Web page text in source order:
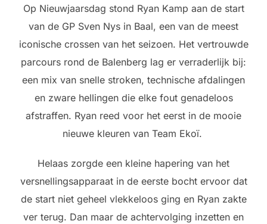
Op Nieuwjaarsdag stond Ryan Kamp aan de start
van de GP Sven Nys in Baal, een van de meest
iconische crossen van het seizoen. Het vertrouwde
parcours rond de Balenberg lag er verraderlijk bij:
een mix van snelle stroken, technische afdalingen
en zware hellingen die elke fout genadeloos
afstraffen. Ryan reed voor het eerst in de mooie
nieuwe kleuren van Team Ekoï.
Helaas zorgde een kleine hapering van het
versnellingsapparaat in de eerste bocht ervoor dat
de start niet geheel vlekkeloos ging en Ryan zakte
ver terug. Dan maar de achtervolging inzetten en